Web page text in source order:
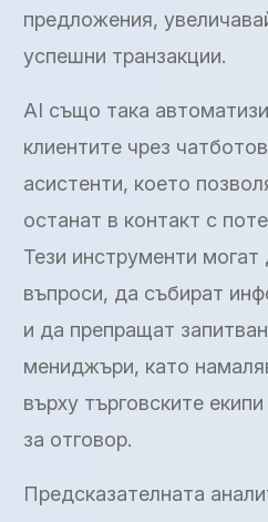
предложения,
успешни транзакции.
AI също така
клиентите чрез
асистенти, което
останат в контакт с
Тези инструменти могат
въпроси, да събират
и да препращат
мениджъри, като
върху търговските
за отговор.
Предсказателната